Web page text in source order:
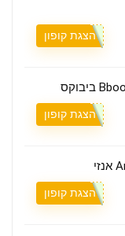
הצגת קופון
הצגת קופון
הצגת קופון